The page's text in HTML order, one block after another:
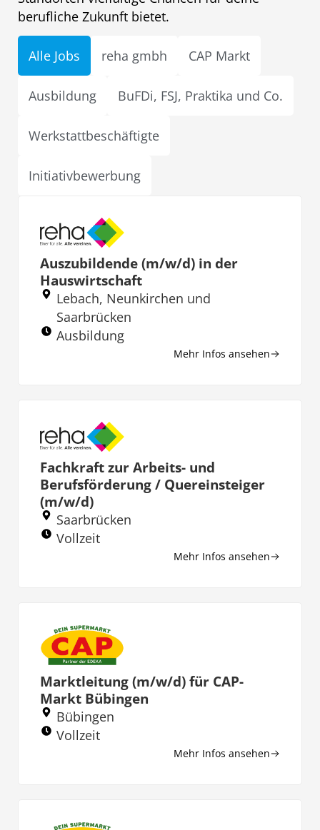
berufliche Zukunft bietet.
Alle Jobs reha gmbh CAP Markt
Ausbildung BuFDi, FSJ, Praktika und Co.
Werkstattbeschäftigte
Initiativbewerbung
Auszubildende (m/w/d) in der
Hauswirtschaft
Lebach, Neunkirchen und
Saarbrücken
Ausbildung
Mehr Infos ansehen
Fachkraft zur Arbeits- und
Berufsförderung / Quereinsteiger
(m/w/d)
Saarbrücken
Vollzeit
Mehr Infos ansehen
Marktleitung (m/w/d) für CAP-
Markt Bübingen
Bübingen
Vollzeit
Mehr Infos ansehen